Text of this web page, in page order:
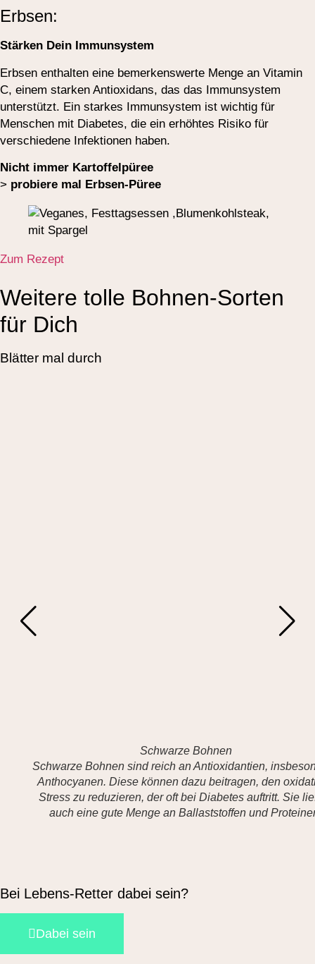
Erbsen:
Stärken Dein Immunsystem
Erbsen enthalten eine bemerkenswerte Menge an Vitamin
C, einem starken Antioxidans, das das Immunsystem
unterstützt. Ein starkes Immunsystem ist wichtig für
Menschen mit Diabetes, die ein erhöhtes Risiko für
verschiedene Infektionen haben.
Nicht immer Kartoffelpüree
> probiere mal Erbsen-Püree
Zum Rezept
Weitere tolle Bohnen-Sorten
für Dich
Blätter mal durch
Schwarze Bohnen
Schwarze Bohnen sind reich an Antioxidantien,
Anthocyanen. Diese können dazu beitragen, den
Stress zu reduzieren, der oft bei Diabetes auftritt. Sie
auch eine gute Menge an Ballaststoffen und
Bei Lebens-Retter dabei sein?
Dabei sein